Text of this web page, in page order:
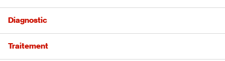
Diagnostic
Traitement